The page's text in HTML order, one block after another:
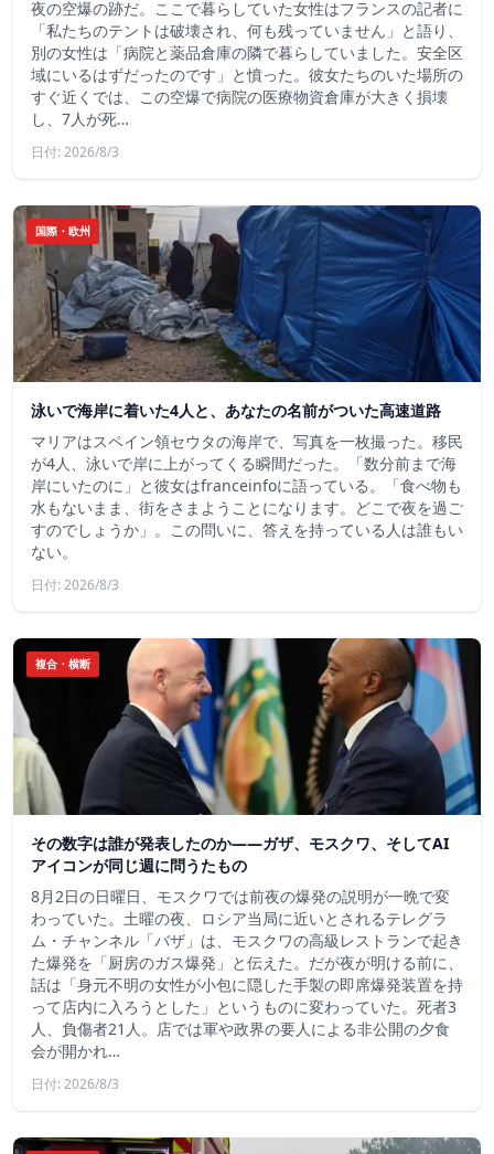
夜の空爆の跡だ。ここで暮らしていた女性はフランスの記者に
「私たちのテントは破壊され、何も残っていません」と語り、
別の女性は「病院と薬品倉庫の隣で暮らしていました。安全区
域にいるはずだったのです」と憤った。彼女たちのいた場所の
すぐ近くでは、この空爆で病院の医療物資倉庫が大きく損壊
し、7人が死…
日付: 2026/8/3
国際・欧州
泳いで海岸に着いた4人と、あなたの名前がついた高速道路
マリアはスペイン領セウタの海岸で、写真を一枚撮った。移民
が4人、泳いで岸に上がってくる瞬間だった。「数分前まで海
岸にいたのに」と彼女はfranceinfoに語っている。「食べ物も
水もないまま、街をさまようことになります。どこで夜を過ご
すのでしょうか」。この問いに、答えを持っている人は誰もい
ない。
日付: 2026/8/3
複合・横断
その数字は誰が発表したのか——ガザ、モスクワ、そしてAI
アイコンが同じ週に問うたもの
8月2日の日曜日、モスクワでは前夜の爆発の説明が一晩で変
わっていた。土曜の夜、ロシア当局に近いとされるテレグラ
ム・チャンネル「バザ」は、モスクワの高級レストランで起き
た爆発を「厨房のガス爆発」と伝えた。だが夜が明ける前に、
話は「身元不明の女性が小包に隠した手製の即席爆発装置を持
って店内に入ろうとした」というものに変わっていた。死者3
人、負傷者21人。店では軍や政界の要人による非公開の夕食
会が開かれ…
日付: 2026/8/3